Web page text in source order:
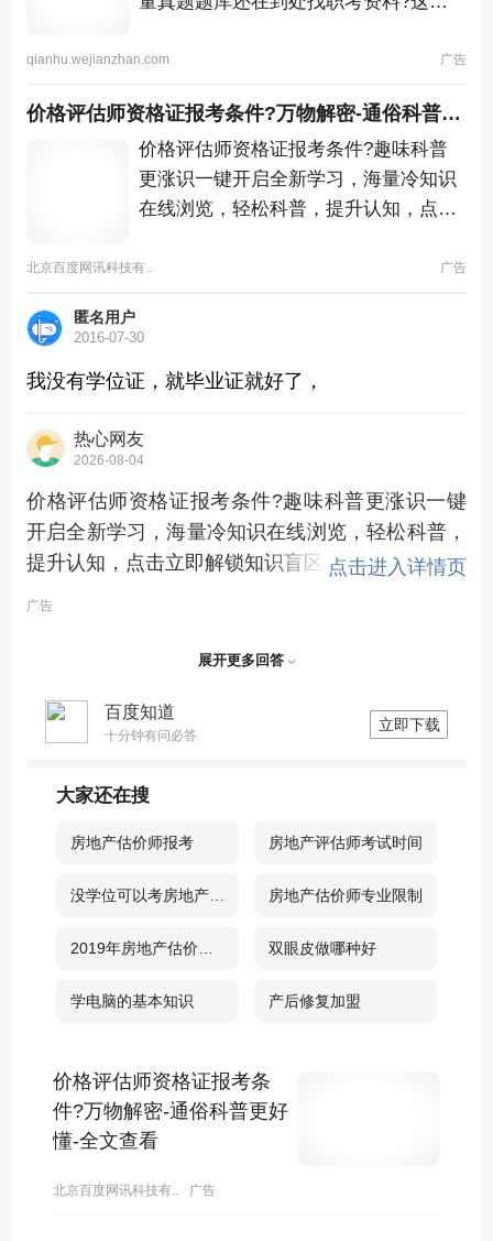
师全都有!
qianhu.wejianzhan.com 广告
价格评估师资格证报考条件?万物解密-通俗科普更好懂-全文查看
价格评估师资格证报考条件?趣味科普
更涨识一键开启全新学习，海量冷知识
在线浏览，轻松科普，提升认知，点击
北京百度网讯科技有.. 广告
匿名用户
2016-07-30
我没有学位证，就毕业证就好了，
热心网友
2026-08-04
价格评估师资格证报考条件?趣味科普更涨识一键
开启全新学习，海量冷知识在线浏览，轻松科普，
提升认知，点击立即解锁知识盲区一键查看
点击进入详情页
广告
展开更多回答
百度知道
十分钟有问必答
立即下载
大家还在搜
房地产估价师报考 房地产评估师考试时间
没学位可以考房地产估价师吗 房地产估价师专业限制
2019年房地产估价师考试 双眼皮做哪种好
学电脑的基本知识 产后修复加盟
价格评估师资格证报考条
件?万物解密-通俗科普更好
懂-全文查看
北京百度网讯科技有.. 广告